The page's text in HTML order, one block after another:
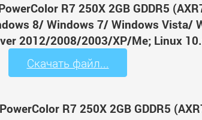
R7 250X 2GB GDDR5
8/ Windows 7/ Windows Vista/
2012/2008/2003/XP/Me; Linux
Скачать файл...
R7 250X 2GB GDDR5